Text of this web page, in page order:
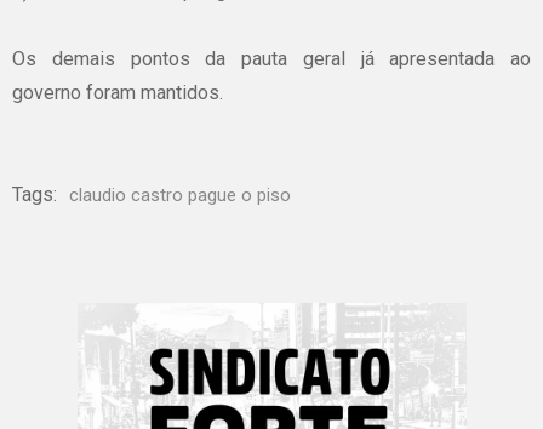
Os demais pontos da pauta geral já apresentada ao
governo foram mantidos.
Tags: claudio castro pague o piso